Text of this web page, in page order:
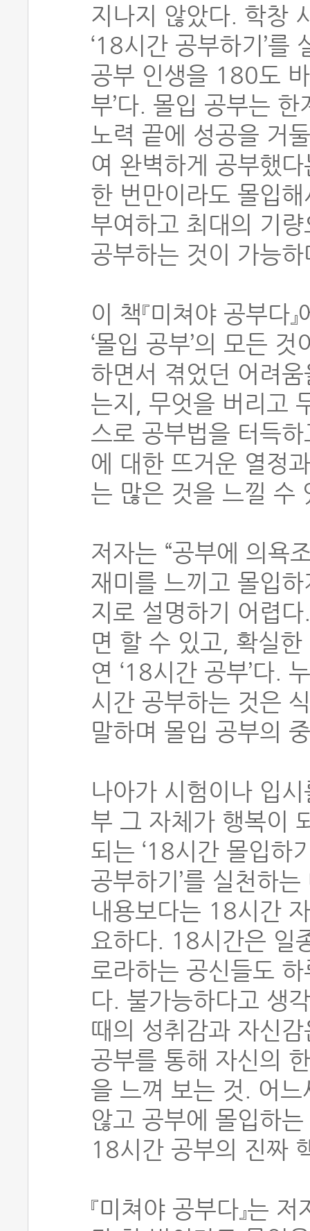
지나지 않았다. 학창
‘18시간 공부하기’를
공부 인생을 180도
부’다. 몰입 공부는
노력 끝에 성공을 거
여 완벽하게 공부했
한 번만이라도 몰입
부여하고 최대의 기
공부하는 것이 가능하
이 책『미쳐야 공부다
‘몰입 공부’의 모든
하면서 겪었던 어려
는지, 무엇을 버리고
스로 공부법을 터득
에 대한 뜨거운 열정
는 많은 것을 느낄 수
저자는 “공부에 의욕
재미를 느끼고 몰입
지로 설명하기 어렵
면 할 수 있고, 확실
연 ‘18시간 공부’다.
시간 공부하는 것은
말하며 몰입 공부의
나아가 시험이나 입
부 그 자체가 행복이
되는 ‘18시간 몰입하
공부하기’를 실천하
내용보다는 18시간
요하다. 18시간은 일
로라하는 공신들도
다. 불가능하다고 생
때의 성취감과 자신
공부를 통해 자신의
을 느껴 보는 것. 어
않고 공부에 몰입하
18시간 공부의 진짜
『미쳐야 공부다』는